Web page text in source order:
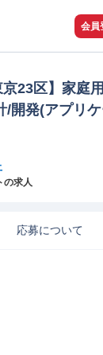
会員
京23区】家庭
/開発(アプリ
の求人
応募について